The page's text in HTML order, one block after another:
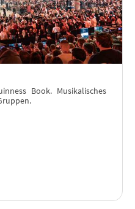
Book. Musikalisches